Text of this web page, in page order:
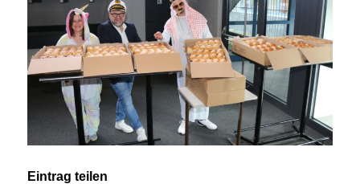
Eintrag teilen